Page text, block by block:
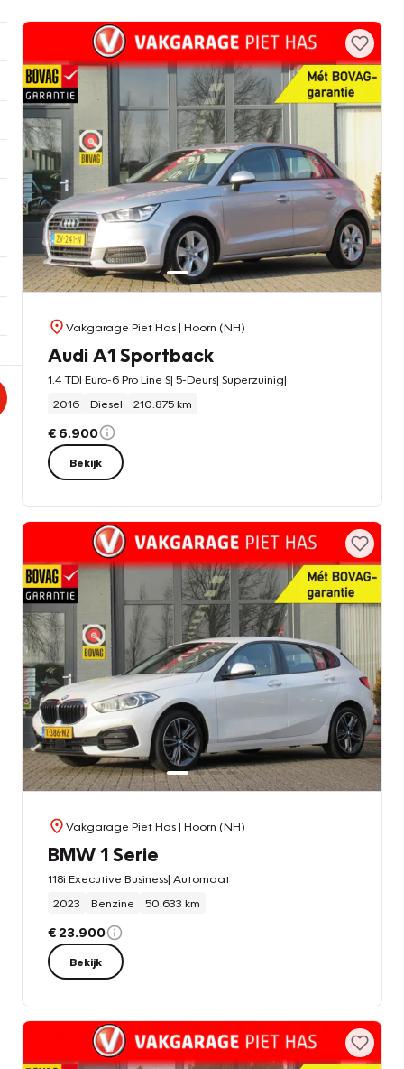
Vakgarage Piet Has| Hoorn (NH)
Audi A1 Sportback
1.4 TDI Euro-6 Pro Line S| 5-Deurs| Superzuinig|
2016
Diesel 210.875 km
€ 6.900
Bekijk
Vakgarage Piet Has| Hoorn (NH)
BMW 1 Serie
118i Executive Business| Automaat
2023
Benzine 50.633 km
€ 23.900
Bekijk